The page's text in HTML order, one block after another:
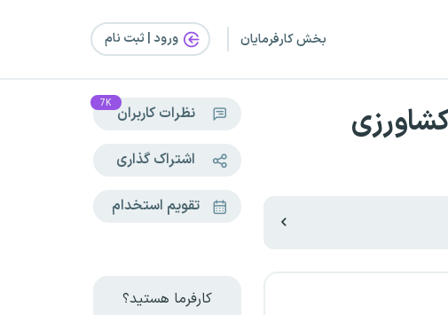
بخش کارفرمایان ورود | ثبت‌ نام
نظرات کاربران 7K
اشتراک گذاری
تقویم استخدام
کارفرما هستید؟